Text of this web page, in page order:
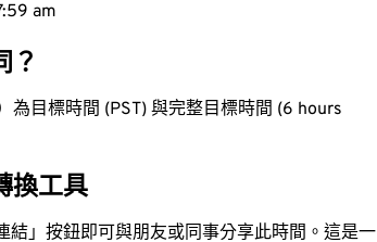
am
？
目標時間 (PST) 與完整目標時間 (6 hours
換工具
」按鈕即可與朋友或同事分享此時間。這是一